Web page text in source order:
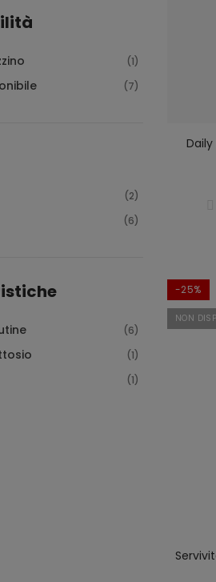
-25%
NON
(1)
(7)
(2)
(6)
(6)
(1)
(1)